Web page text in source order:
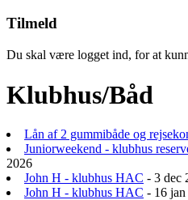
Tilmeld
Du skal være logget ind, for at
Klubhus/Båd
Lån af 2 gummibåde og
Juniorweekend - klubhus
2026
John H - klubhus HAC - 3 dec
John H - klubhus HAC - 16